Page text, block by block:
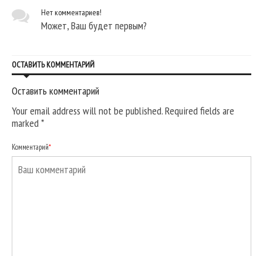
Нет комментариев!
Может, Ваш будет первым?
ОСТАВИТЬ КОММЕНТАРИЙ
Оставить комментарий
Your email address will not be published. Required fields are
marked*
Комментарий*